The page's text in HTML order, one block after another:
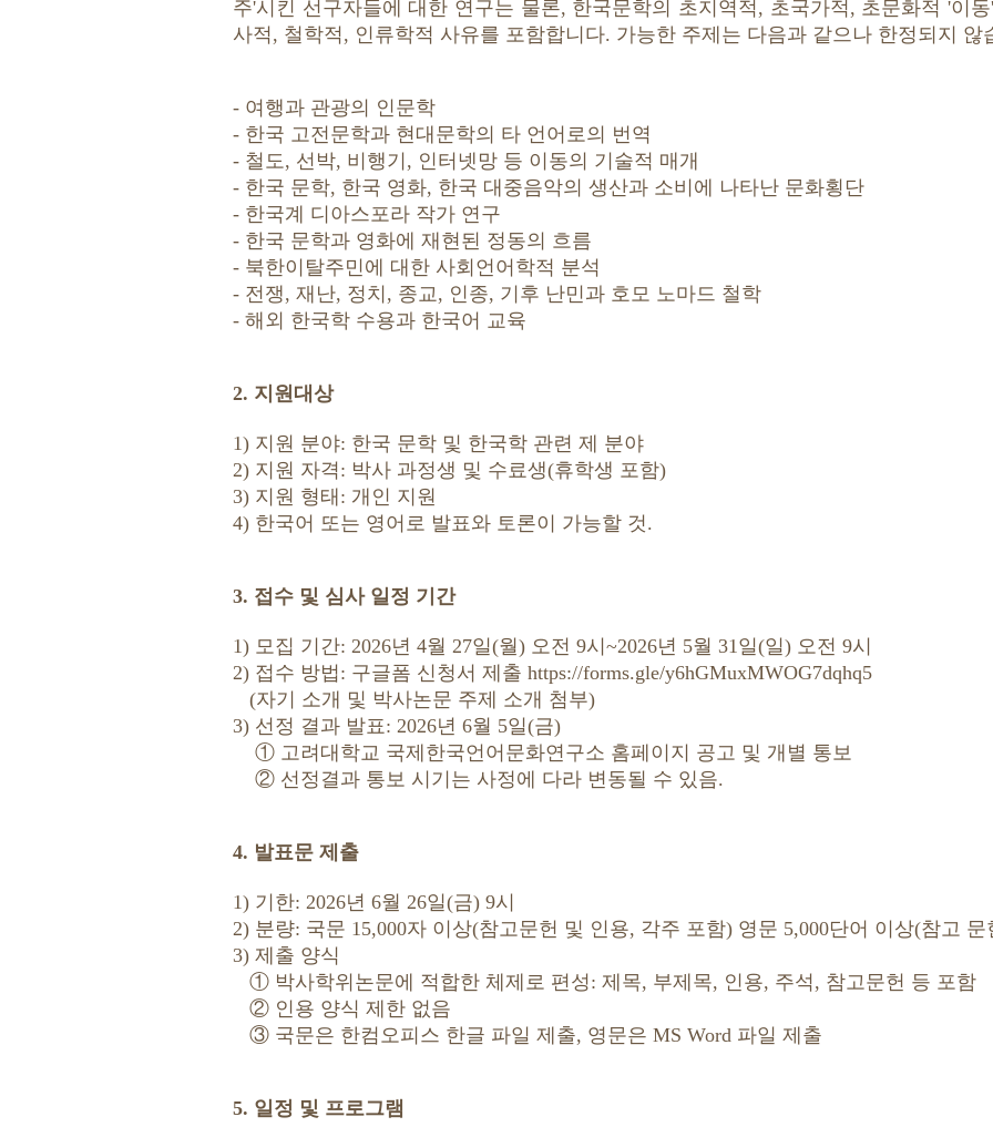
주'시킨 선구자들에 대한 연구는 물론, 한국문학의 초지역적, 초국가적, 초문화적 '이
사적, 철학적, 인류학적 사유를 포함합니다. 가능한 주제는 다음과 같으나 한정되지 않
- 여행과 관광의 인문학
- 한국 고전문학과 현대문학의 타 언어로의 번역
- 철도, 선박, 비행기, 인터넷망 등 이동의 기술적 매개
- 한국 문학, 한국 영화, 한국 대중음악의 생산과 소비에 나타난 문화횡단
- 한국계 디아스포라 작가 연구
- 한국 문학과 영화에 재현된 정동의 흐름
- 북한이탈주민에 대한 사회언어학적 분석
- 전쟁, 재난, 정치, 종교, 인종, 기후 난민과 호모 노마드 철학
- 해외 한국학 수용과 한국어 교육
2. 지원대상
1) 지원 분야: 한국 문학 및 한국학 관련 제 분야
2) 지원 자격: 박사 과정생 및 수료생(휴학생 포함)
3) 지원 형태: 개인 지원
4) 한국어 또는 영어로 발표와 토론이 가능할 것.
3. 접수 및 심사 일정 기간
1) 모집 기간: 2026년 4월 27일(월) 오전 9시~2026년 5월 31일(일) 오전 9시
2) 접수 방법: 구글폼 신청서 제출 https://forms.gle/y6hGMuxMWOG7dqhq5
(자기 소개 및 박사논문 주제 소개 첨부)
3) 선정 결과 발표: 2026년 6월 5일(금)
① 고려대학교 국제한국언어문화연구소 홈페이지 공고 및 개별 통보
② 선정결과 통보 시기는 사정에 다라 변동될 수 있음.
4. 발표문 제출
1) 기한: 2026년 6월 26일(금) 9시
2) 분량: 국문 15,000자 이상(참고문헌 및 인용, 각주 포함) 영문 5,000단어 이상(참고
3) 제출 양식
① 박사학위논문에 적합한 체제로 편성: 제목, 부제목, 인용, 주석, 참고문헌 등 포함
② 인용 양식 제한 없음
③ 국문은 한컴오피스 한글 파일 제출, 영문은 MS Word 파일 제출
5. 일정 및 프로그램